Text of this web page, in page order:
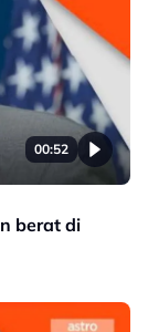
00:52
berat di